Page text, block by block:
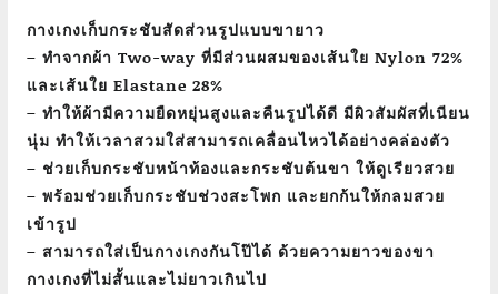
กางเกงเก็บกระชับสัดส่วนรูปแบบขายาว
– ทำจากผ้า Two-way ที่มีส่วนผสมของเส้นใย Nylon 72%
และเส้นใย Elastane 28%
– ทำให้ผ้ามีความยืดหยุ่นสูงและคืนรูปได้ดี มีผิวสัมผัสที่เนียน
นุ่ม ทำให้เวลาสวมใส่สามารถเคลื่อนไหวได้อย่างคล่องตัว
– ช่วยเก็บกระชับหน้าท้องและกระชับต้นขา ให้ดูเรียวสวย
– พร้อมช่วยเก็บกระชับช่วงสะโพก และยกก้นให้กลมสวย
เข้ารูป
– สามารถใส่เป็นกางเกงกันโป๊ได้ ด้วยความยาวของขา
กางเกงที่ไม่สั้นและไม่ยาวเกินไป